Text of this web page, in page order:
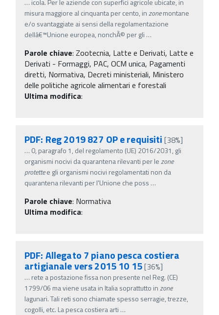
… icola. Per le aziende con superfici agricole ubicate, in
misura maggiore al cinquanta per cento, inzonemontane
e/o svantaggiate ai sensi della regolamentazione
dellâ€™Unione europea, nonchÃ© per gli …
Parole chiave: Zootecnia, Latte e Derivati, Latte e
Derivati - Formaggi, PAC, OCM unica, Pagamenti
diretti, Normativa, Decreti ministeriali, Ministero
delle politiche agricole alimentari e forestali
Ultima modifica:
PDF: Reg 2019 827 OP e requisiti [38%]
… 0, paragrafo 1, del regolamento (UE) 2016/2031, gli
organismi nocivi da quarantena rilevanti per lezone
protettee gli organismi nocivi regolamentati non da
quarantena rilevanti per l'Unione che poss …
Parole chiave: Normativa
Ultima modifica:
PDF: Allegato 7 piano pesca costiera
artigianale vers 2015 10 15[36%]
… rete a postazione fissa non presente nel Reg. (CE)
1799/06 ma viene usata in Italia soprattutto inzone
lagunari. Tali reti sono chiamate spesso serragie, trezze,
cogolli, etc. La pesca costiera arti …